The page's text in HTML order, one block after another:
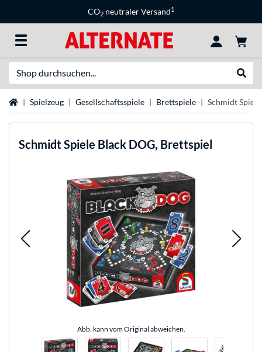
CO2 neutraler Versand1
StartseiteSpielzeug Gesellschaftsspiele Brettspiele Schmidt
Schmidt Spiele Black DOG, Brettspiel
Abb. kann vom Original abweichen.